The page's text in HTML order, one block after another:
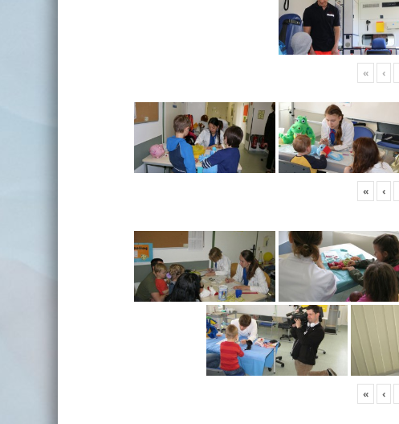
« ‹
« ‹
« ‹